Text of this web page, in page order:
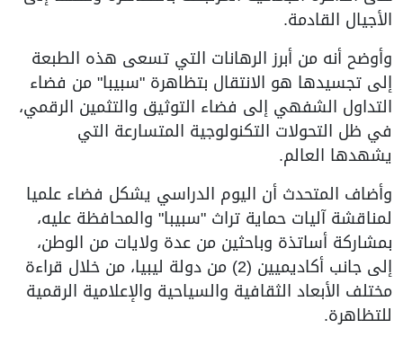
الأجيال القادمة.
وأوضح أنه من أبرز الرهانات التي تسعى هذه الطبعة
إلى تجسيدها هو الانتقال بتظاهرة "سبيبا" من فضاء
التداول الشفهي إلى فضاء التوثيق والتثمين الرقمي،
في ظل التحولات التكنولوجية المتسارعة التي
يشهدها العالم.
وأضاف المتحدث أن اليوم الدراسي يشكل فضاء علميا
لمناقشة آليات حماية تراث "سبيبا" والمحافظة عليه،
بمشاركة أساتذة وباحثين من عدة ولايات من الوطن،
إلى جانب أكاديميين (2) من دولة ليبيا، من خلال قراءة
مختلف الأبعاد الثقافية والسياحية والإعلامية الرقمية
للتظاهرة.